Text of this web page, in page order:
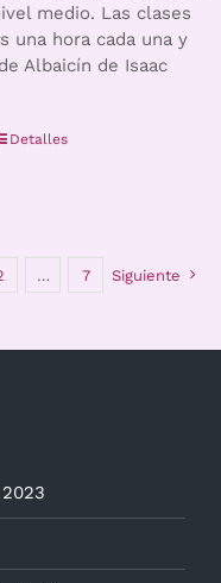
medio. Las clases
una hora cada una y
Albaicín de Isaac
Detalles
… 7 Siguiente